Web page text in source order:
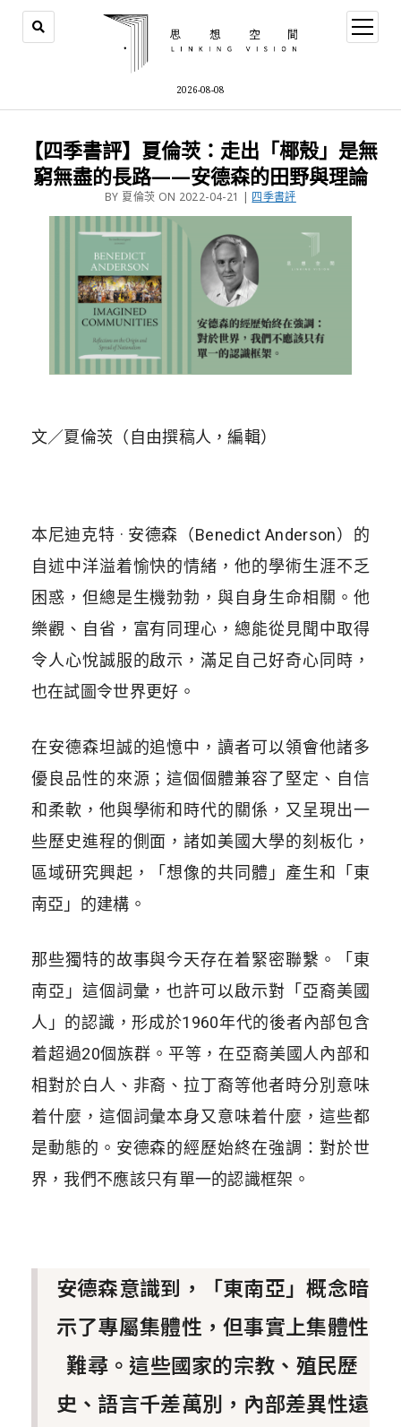
2026-08-08
【四季書評】夏倫茨：走出「椰殼」是無
窮無盡的長路——安德森的田野與理論
BY 夏倫茨 ON 2022-04-21 | 四季書評
文／夏倫茨（自由撰稿人，編輯）
本尼迪克特 · 安德森（Benedict Anderson）的
自述中洋溢着愉快的情緒，他的學術生涯不乏
困惑，但總是生機勃勃，與自身生命相關。他
樂觀、自省，富有同理心，總能從見聞中取得
令人心悅誠服的啟示，滿足自己好奇心同時，
也在試圖令世界更好。
在安德森坦誠的追憶中，讀者可以領會他諸多
優良品性的來源；這個個體兼容了堅定、自信
和柔軟，他與學術和時代的關係，又呈現出一
些歷史進程的側面，諸如美國大學的刻板化，
區域研究興起，「想像的共同體」產生和「東
南亞」的建構。
那些獨特的故事與今天存在着緊密聯繫。「東
南亞」這個詞彙，也許可以啟示對「亞裔美國
人」的認識，形成於1960年代的後者內部包含
着超過20個族群。平等，在亞裔美國人內部和
相對於白人、非裔、拉丁裔等他者時分別意味
着什麼，這個詞彙本身又意味着什麼，這些都
是動態的。安德森的經歷始終在強調：對於世
界，我們不應該只有單一的認識框架。
安德森意識到，「東南亞」概念暗
示了專屬集體性，但事實上集體性
難尋。這些國家的宗教、殖民歷
史、語言千差萬別，內部差異性遠